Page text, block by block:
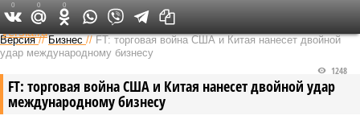
Федеральный выпуск
Версия //Бизнес //FT: торговая война США и Китая нанесет двойной
удар международному бизнесу
FT: торговая война США и Китая нанесет двойной удар
международному бизнесу
1248
0 0 0